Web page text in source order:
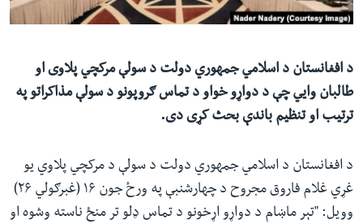
ځای
شئ
ژبې
د افغانستان د اسلامي جمهوري دولت د سولې مرکچي پلاوی او
طالبان وايي چې د دواړو خواو د تماس ګروپونو د سولې مذاکراتو په
ترتیب او تنظیم باندې بحث کړی دی.
د افغانستان د اسلامي جمهوري دولت د سولې د مرکچي پلاوي یو
غړي غلام فاروق مجروح د چهارشنبې په ورځ جون ۱۶ (غبرګولي ۲۶)
وویل: "تېر ماښام د دواړو اړخونو د تماس ډلو تر منځ ناسته وشوه او